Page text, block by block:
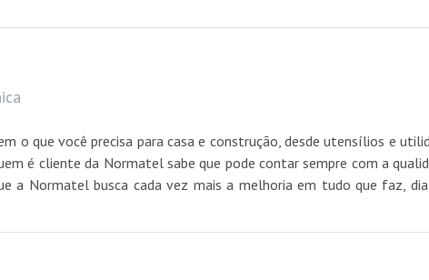
o que você precisa para casa e construção, desde utensílios e
é cliente da Normatel sabe que pode contar sempre com a
a Normatel busca cada vez mais a melhoria em tudo que faz,